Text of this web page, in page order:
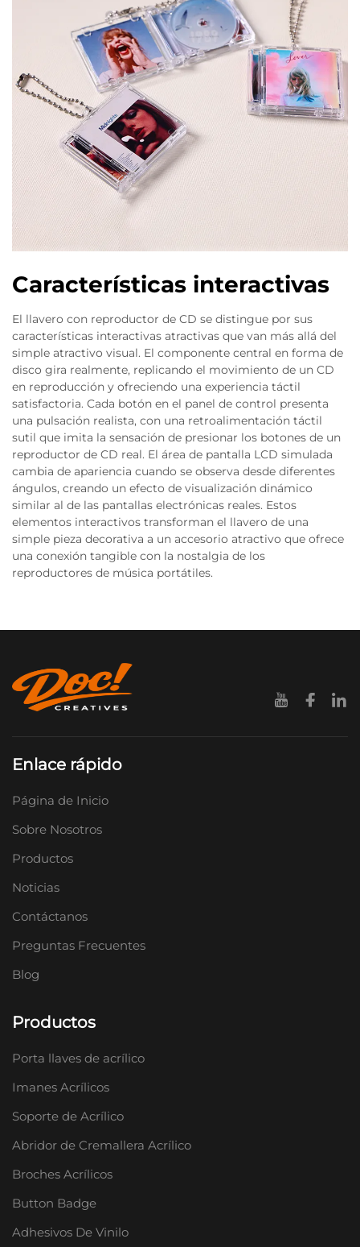
Características interactivas
El llavero con reproductor de CD se distingue por sus
características interactivas atractivas que van más allá del
simple atractivo visual. El componente central en forma de
disco gira realmente, replicando el movimiento de un CD
en reproducción y ofreciendo una experiencia táctil
satisfactoria. Cada botón en el panel de control presenta
una pulsación realista, con una retroalimentación táctil
sutil que imita la sensación de presionar los botones de un
reproductor de CD real. El área de pantalla LCD simulada
cambia de apariencia cuando se observa desde diferentes
ángulos, creando un efecto de visualización dinámico
similar al de las pantallas electrónicas reales. Estos
elementos interactivos transforman el llavero de una
simple pieza decorativa a un accesorio atractivo que ofrece
una conexión tangible con la nostalgia de los
reproductores de música portátiles.
Enlace rápido
Página de Inicio
Sobre Nosotros
Productos
Noticias
Contáctanos
Preguntas Frecuentes
Blog
Productos
Porta llaves de acrílico
Imanes Acrílicos
Soporte de Acrílico
Abridor de Cremallera Acrílico
Broches Acrílicos
Button Badge
Adhesivos De Vinilo